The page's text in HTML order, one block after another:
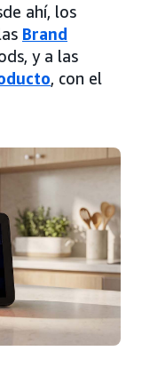
ahí, los
Brand
y a las
, con el